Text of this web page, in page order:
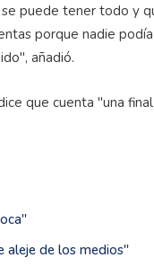
puede tener todo y
porque nadie
añadió.
que cuenta "una
aleje de los medios''